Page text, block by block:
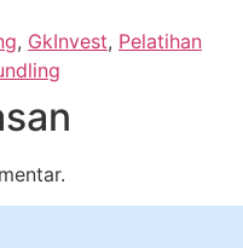
, GkInvest, Pelatihan